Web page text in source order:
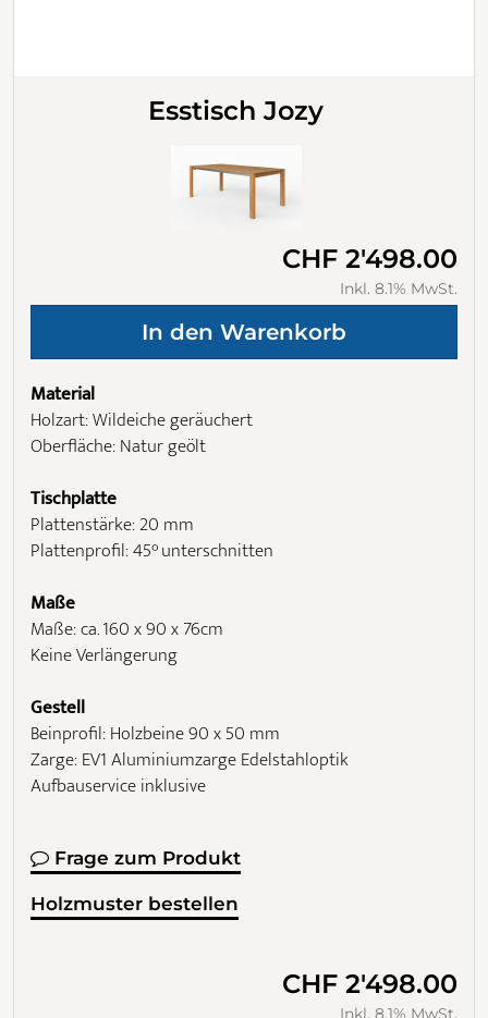
Esstisch Jozy
CHF 2'498.00
Inkl. 8.1% MwSt.
Material
Holzart: Wildeiche geräuchert
Oberfläche: Natur geölt
Tischplatte
Plattenstärke: 20 mm
Plattenprofil: 45° unterschnitten
Maße
Maße: ca. 160 x 90 x 76cm
Keine Verlängerung
Gestell
Beinprofil: Holzbeine 90 x 50 mm
Zarge: EV1 Aluminiumzarge Edelstahloptik
Aufbauservice inklusive
Frage zum Produkt
Holzmuster bestellen
CHF 2'498.00
Inkl. 8.1% MwSt.